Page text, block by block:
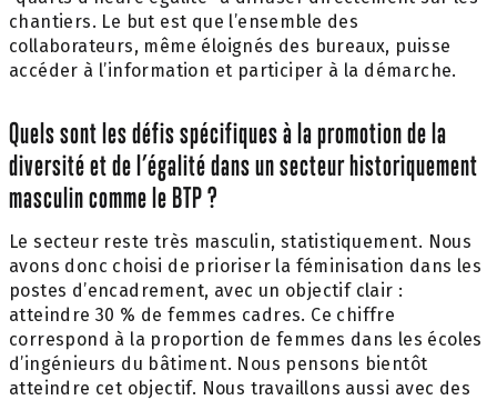
chantiers. Le but est que l’ensemble des
collaborateurs, même éloignés des bureaux, puisse
accéder à l’information et participer à la démarche.
Quels sont les défis spécifiques à la promotion de la
diversité et de l’égalité dans un secteur historiquement
masculin comme le BTP ?
Le secteur reste très masculin, statistiquement. Nous
avons donc choisi de prioriser la féminisation dans les
postes d’encadrement, avec un objectif clair :
atteindre 30 % de femmes cadres. Ce chiffre
correspond à la proportion de femmes dans les écoles
d’ingénieurs du bâtiment. Nous pensons bientôt
atteindre cet objectif. Nous travaillons aussi avec des